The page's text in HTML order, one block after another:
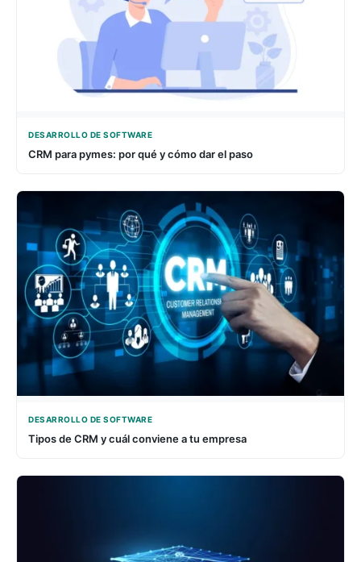
DESARROLLO DE SOFTWARE
CRM para pymes: por qué y cómo dar el paso
DESARROLLO DE SOFTWARE
Tipos de CRM y cuál conviene a tu empresa